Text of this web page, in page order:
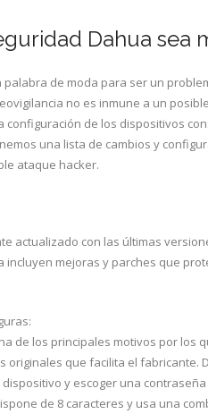
Dahua sea
de moda para ser un
no es inmune a un
de los dispositivos
una lista de cambios y
ataque hacker.
actualizado con las últimas
mejoras y parches que
de los principales motivos por los
originales que facilita el fabricante.
y escoger una
de 8 caracteres y usa una